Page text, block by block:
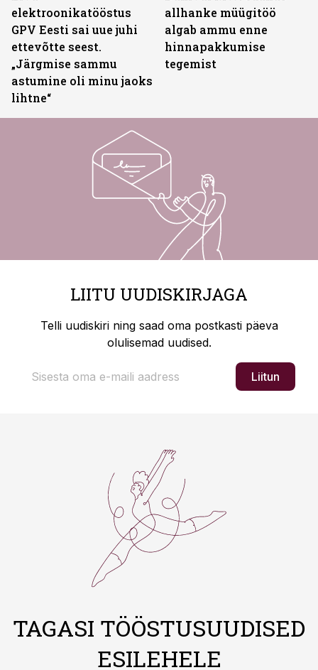
elektroonikatööstus
GPV Eesti sai uue juhi
ettevõtte seest.
„Järgmise sammu
astumine oli minu jaoks
lihtne“
allhanke müügitöö
algab ammu enne
hinnapakkumise
tegemist
LIITU UUDISKIRJAGA
Telli uudiskiri ning saad oma postkasti päeva
olulisemad uudised.
Liitun
TAGASI TÖÖSTUSUUDISED
ESILEHELE